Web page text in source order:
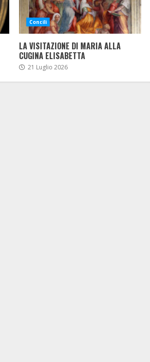
Concili
LA VISITAZIONE DI MARIA ALLA
CUGINA ELISABETTA
21 Luglio 2026